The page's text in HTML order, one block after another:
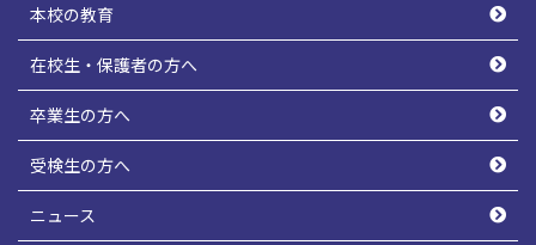
本校の教育
在校生・保護者の方へ
卒業生の方へ
受検生の方へ
ニュース